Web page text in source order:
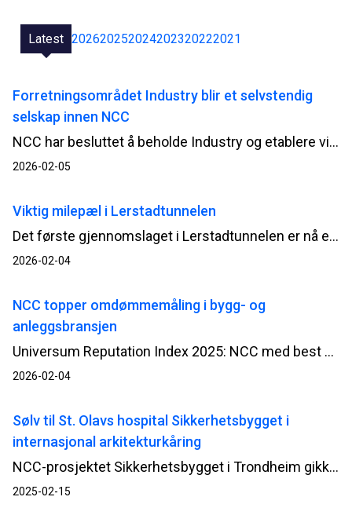
Latest 202620252024202320222021
Forretningsområdet Industry blir et selvstendig
selskap innen NCC
NCC har besluttet å beholde Industry og etablere virksomheten som et selvstendig selskap innen NCC-konsernet. Målet er å styrke forretningslogikken og gi virksomheten best mulige forutsetninger for videre utvikling.
2026-02-05
Viktig milepæl i Lerstadtunnelen
Det første gjennomslaget i Lerstadtunnelen er nå et faktum. Onsdag ettermiddag ble den siste salva i søndre løp avfyrt i samarbeid mellom Ålesunds ordfører Håkon Lykkebø Strand og NCCs skytebas, og markerte en av de største milepælene i Bypakke Ålesund så langt i prosjektet E136 Breivika–Lerstad.
2026-02-04
NCC topper omdømmemåling i bygg- og
anleggsbransjen
Universum Reputation Index 2025: NCC med best omdømme i kategorien Infrastruktur, bygg &amp; anlegg.
2026-02-04
Sølv til St. Olavs hospital Sikkerhetsbygget i
internasjonal arkitekturkåring
NCC-prosjektet Sikkerhetsbygget i Trondheim gikk nesten helt til topps i den prestisjetunge kåringen European Healthcare Design Champions Awards 2024, med en solid 2. plass! Med sin banebrytende utforming innen sikkerhetspsykiatri har bygget markert seg i kåringen "Tiårets beste sykehus" i kategorien Mental Health Design. Vinneren ble Stella’s Place Young Adult Mental Health i Toronto, Canada
2025-02-15